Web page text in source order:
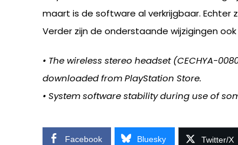
maart is de software al verkrijgbaar. Echter
Verder zijn de onderstaande wijzigingen
• The wireless stereo headset (CECHYA-
downloaded from PlayStation Store.
• System software stability during use of
Facebook Bluesky Twitter/X